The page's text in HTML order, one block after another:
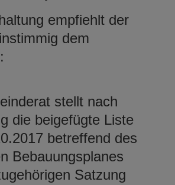
empfiehlt der
dem
stellt nach
die beigefügte Liste
betreffend des
Bebauungsplanes
Satzung